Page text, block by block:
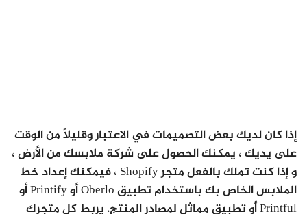
إذا كان لديك بعض التصميمات في الاعتبار وقليلًا من الوقت
على يديك ، يمكنك الحصول على شركة ملابسك من الأرض ،
و إذا كنت تملك بالفعل متجر Shopify ، فيمكنك إعداد خط
الملابس الخاص بك باستخدام تطبيق Oberlo أو Printify أو
Printful أو تطبيق مماثل لمصادر المنتج. يربط كل متجرك